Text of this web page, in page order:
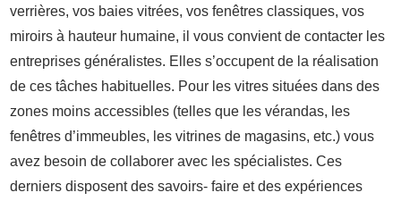
verrières, vos baies vitrées, vos fenêtres classiques, vos
miroirs à hauteur humaine, il vous convient de contacter les
entreprises généralistes. Elles s’occupent de la réalisation
de ces tâches habituelles. Pour les vitres situées dans des
zones moins accessibles (telles que les vérandas, les
fenêtres d’immeubles, les vitrines de magasins, etc.) vous
avez besoin de collaborer avec les spécialistes. Ces
derniers disposent des savoirs- faire et des expériences